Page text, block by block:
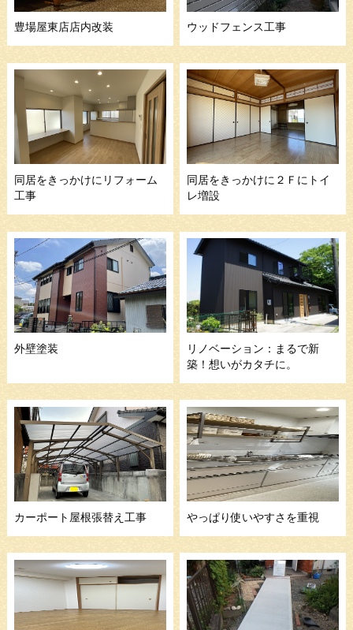
豊場屋東店店内改装 ウッドフェンス工事
同居をきっかけにリフォーム
工事
同居をきっかけに２Ｆにトイ
レ増設
外壁塗装
リノベーション：まるで新
築！想いがカタチに。
カーポート屋根張替え工事 やっぱり使いやすさを重視